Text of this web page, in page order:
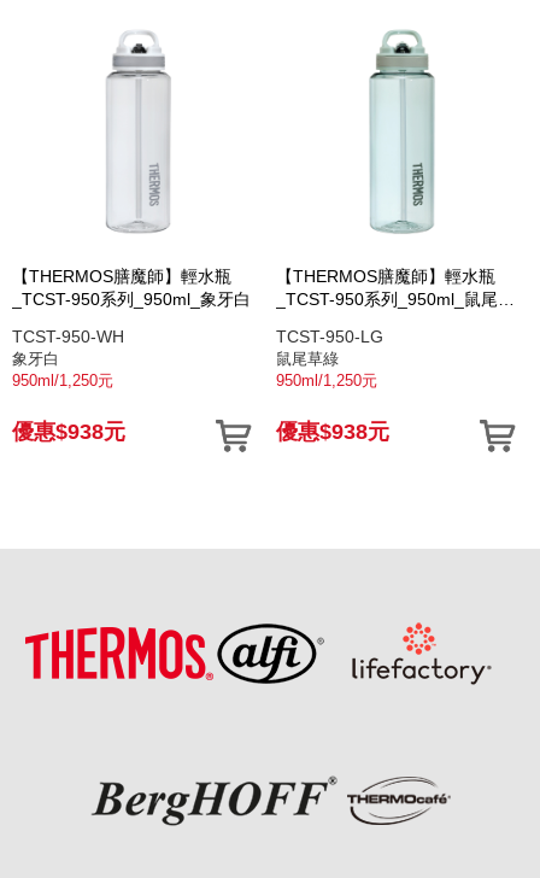
【THERMOS膳魔師】輕水瓶
_TCST-950系列_950ml_象牙白
TCST-950-WH
象牙白
950ml/1,250元
優惠$938元
【THERMOS膳魔師】輕水瓶
_TCST-950系列_950ml_鼠尾草
TCST-950-LG
鼠尾草綠
950ml/1,250元
優惠$938元